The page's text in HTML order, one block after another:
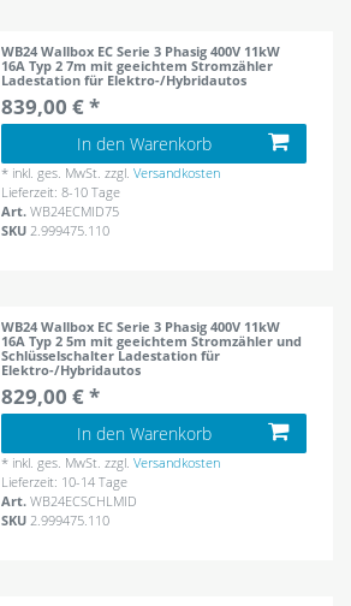
WB24 Wallbox EC Serie 3 Phasig 400V 11kW
16A Typ 2 7m mit geeichtem Stromzähler
Ladestation für Elektro-/Hybridautos
839,00 € *
In den Warenkorb
* inkl. ges. MwSt. zzgl.Versandkosten
Lieferzeit: 8-10 Tage
Art.WB24ECMID75
SKU 2.999475.110
WB24 Wallbox EC Serie 3 Phasig 400V 11kW
16A Typ 2 5m mit geeichtem Stromzähler und
Schlüsselschalter Ladestation für
Elektro-/Hybridautos
829,00 € *
In den Warenkorb
* inkl. ges. MwSt. zzgl.Versandkosten
Lieferzeit: 10-14 Tage
Art.WB24ECSCHLMID
SKU2.999475.110